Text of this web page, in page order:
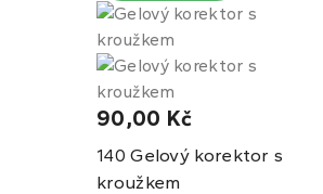
90,00 Kč
140 Gelový korektor s
kroužkem